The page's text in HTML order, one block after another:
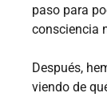
paso para
consciencia
Después,
viendo de